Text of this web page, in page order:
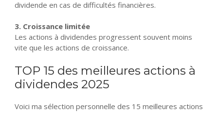
dividende en cas de difficultés financières.
3. Croissance limitée
Les actions à dividendes progressent souvent moins
vite que les actions de croissance.
TOP 15 des meilleures actions à
dividendes 2025
Voici ma sélection personnelle des 15 meilleures actions